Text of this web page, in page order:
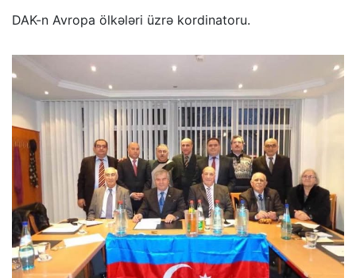
DAK-n Avropa ölkələri üzrə kordinatoru.